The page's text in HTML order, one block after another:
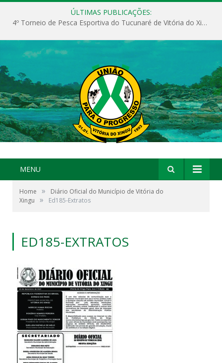
ÚLTIMAS PUBLICAÇÕES:
4º Torneio de Pesca Esportiva do Tucunaré de Vitória do Xingu
MENU
Home »
Diário Oficial do Município de Vitória do
Xingu
» Ed185-Extratos
ED185-EXTRATOS